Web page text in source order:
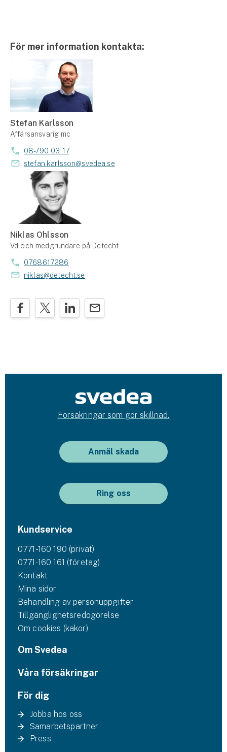
För mer information kontakta:
Stefan Karlsson
Affärsansvarig mc
08-790 03 17
stefan.karlsson@svedea.se
Niklas Ohlsson
Vd och medgrundare på Detecht
0768617286
niklas@detecht.se
Försäkringar som gör skillnad.
Anmäl skada
Ring oss
Kundservice
0771-160 190 (privat)
0771-160 161 (företag)
Kontakt
Mina sidor
Behandling av personuppgifter
Tillgänglighetsredogörelse
Om cookies (kakor)
Om Svedea
Våra försäkringar
För dig
Jobba hos oss
Samarbetspartner
Press